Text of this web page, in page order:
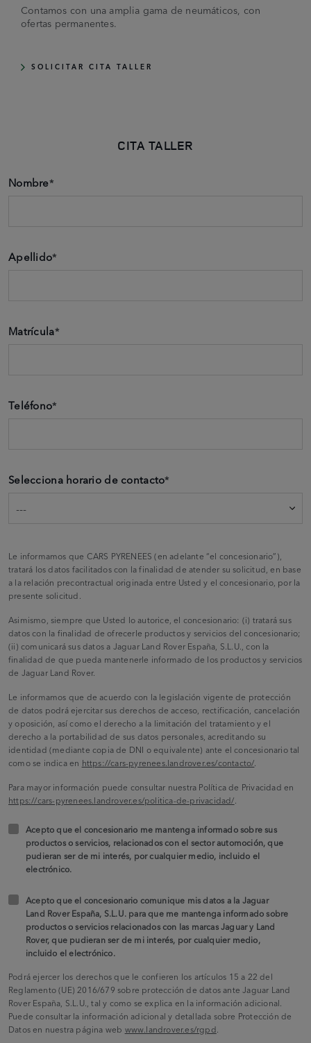
Contamos con una amplia gama de neumáticos, con
ofertas permanentes.
SOLICITAR CITA TALLER
CITA TALLER
Nombre*
Apellido*
Matrícula*
Teléfono*
Selecciona horario de contacto*
Le informamos que CARS PYRENEES (en adelante “el concesionario”),
tratará los datos facilitados con la finalidad de atender su solicitud, en base
a la relación precontractual originada entre Usted y el concesionario, por la
presente solicitud.
Asimismo, siempre que Usted lo autorice, el concesionario: (i) tratará sus
datos con la finalidad de ofrecerle productos y servicios del concesionario;
(ii) comunicará sus datos a Jaguar Land Rover España, S.L.U., con la
finalidad de que pueda mantenerle informado de los productos y servicios
de Jaguar Land Rover.
Le informamos que de acuerdo con la legislación vigente de protección
de datos podrá ejercitar sus derechos de acceso, rectificación, cancelación
y oposición, así como el derecho a la limitación del tratamiento y el
derecho a la portabilidad de sus datos personales, acreditando su
identidad (mediante copia de DNI o equivalente) ante el concesionario tal
como se indica en https://cars-pyrenees.landrover.es/contacto/
Para mayor información puede consultar nuestra Política de Privacidad en
https://cars-pyrenees.landrover.es/politica-de-privacidad/
Acepto que el concesionario me mantenga informado sobre sus
productos o servicios, relacionados con el sector automoción, que
pudieran ser de mi interés, por cualquier medio, incluido el
electrónico.
Acepto que el concesionario comunique mis datos a la Jaguar
Land Rover España, S.L.U. para que me mantenga informado sobre
productos o servicios relacionados con las marcas Jaguar y Land
Rover, que pudieran ser de mi interés, por cualquier medio,
incluido el electrónico.
Podrá ejercer los derechos que le confieren los artículos 15 a 22 del
Reglamento (UE) 2016/679 sobre protección de datos ante Jaguar Land
Rover España, S.L.U., tal y como se explica en la información adicional.
Puede consultar la información adicional y detallada sobre Protección de
Datos en nuestra página web www.landrover.es/rgpd